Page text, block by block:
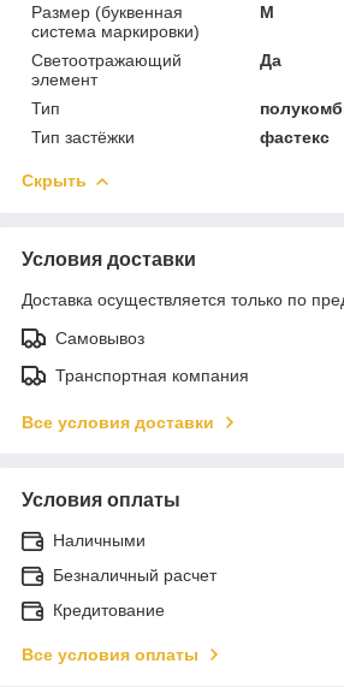
Размер (буквенная
система маркировки)
M
Светоотражающий
элемент
Да
Тип
Тип застёжки
фастекс
Скрыть
Условия доставки
Доставка осуществляется только по
Самовывоз
Транспортная компания
Все условия доставки
Условия оплаты
Наличными
Безналичный расчет
Кредитование
Все условия оплаты